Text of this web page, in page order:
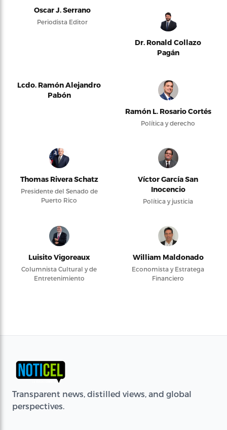
Oscar J. Serrano
Periodista Editor
Dr. Ronald Collazo
Pagán
Lcdo. Ramón Alejandro
Pabón
Ramón L. Rosario Cortés
Política y derecho
Thomas Rivera Schatz
Presidente del Senado de
Puerto Rico
Víctor García San
Inocencio
Política y justicia
Luisito Vigoreaux
Columnista Cultural y de
Entretenimiento
William Maldonado
Economista y Estratega
Financiero
Transparent news, distilled views, and global
perspectives.